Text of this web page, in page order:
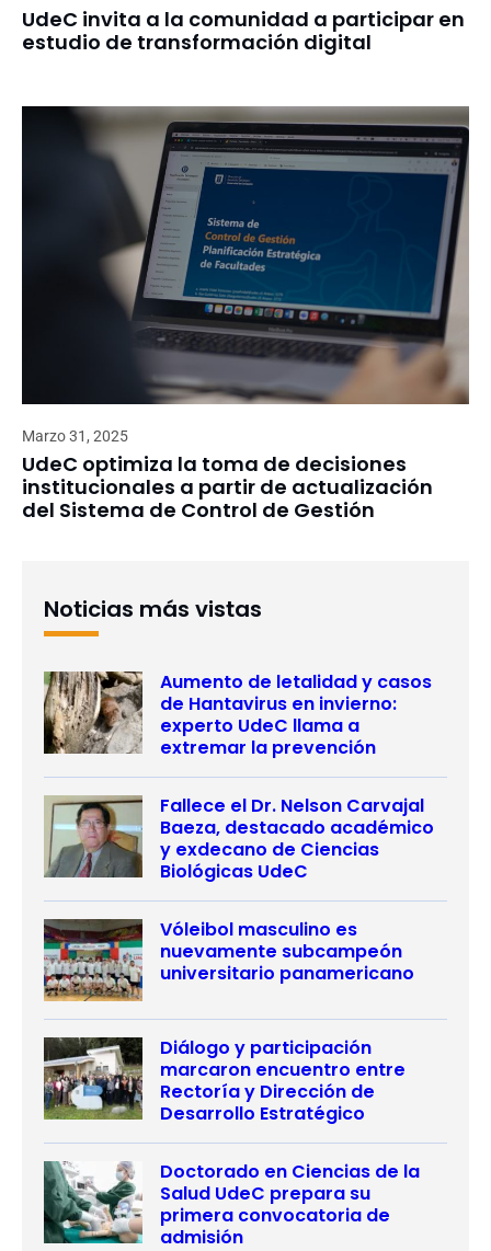
UdeC invita a la comunidad a participar en
estudio de transformación digital
Marzo 31, 2025
UdeC optimiza la toma de decisiones
institucionales a partir de actualización
del Sistema de Control de Gestión
Noticias más vistas
Aumento de letalidad y casos
de Hantavirus en invierno:
experto UdeC llama a
extremar la prevención
Fallece el Dr. Nelson Carvajal
Baeza, destacado académico
y exdecano de Ciencias
Biológicas UdeC
Vóleibol masculino es
nuevamente subcampeón
universitario panamericano
Diálogo y participación
marcaron encuentro entre
Rectoría y Dirección de
Desarrollo Estratégico
Doctorado en Ciencias de la
Salud UdeC prepara su
primera convocatoria de
admisión